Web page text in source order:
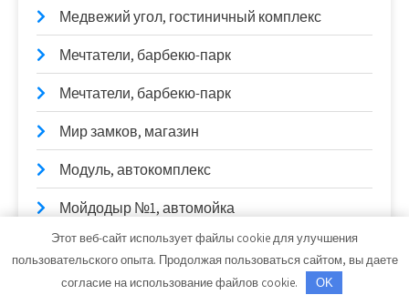
Медвежий угол, гостиничный комплекс
Мечтатели, барбекю-парк
Мечтатели, барбекю-парк
Мир замков, магазин
Модуль, автокомплекс
Мойдодыр №1, автомойка
Мойдодыр, сауна
Мэри, гостинично-развлекательный
Этот веб-сайт использует файлы cookie для улучшения
пользовательского опыта. Продолжая пользоваться сайтом, вы даете
согласие на использование файлов cookie.
OK